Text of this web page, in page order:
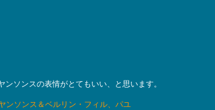
ソンスの表情がとてもいい、と思います。
ソンス＆ベルリン・フィル、パユ